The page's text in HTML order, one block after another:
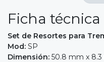
Ficha técnica
Set de Resortes para
Mod: SP
Dimensión: 50.8 mm x